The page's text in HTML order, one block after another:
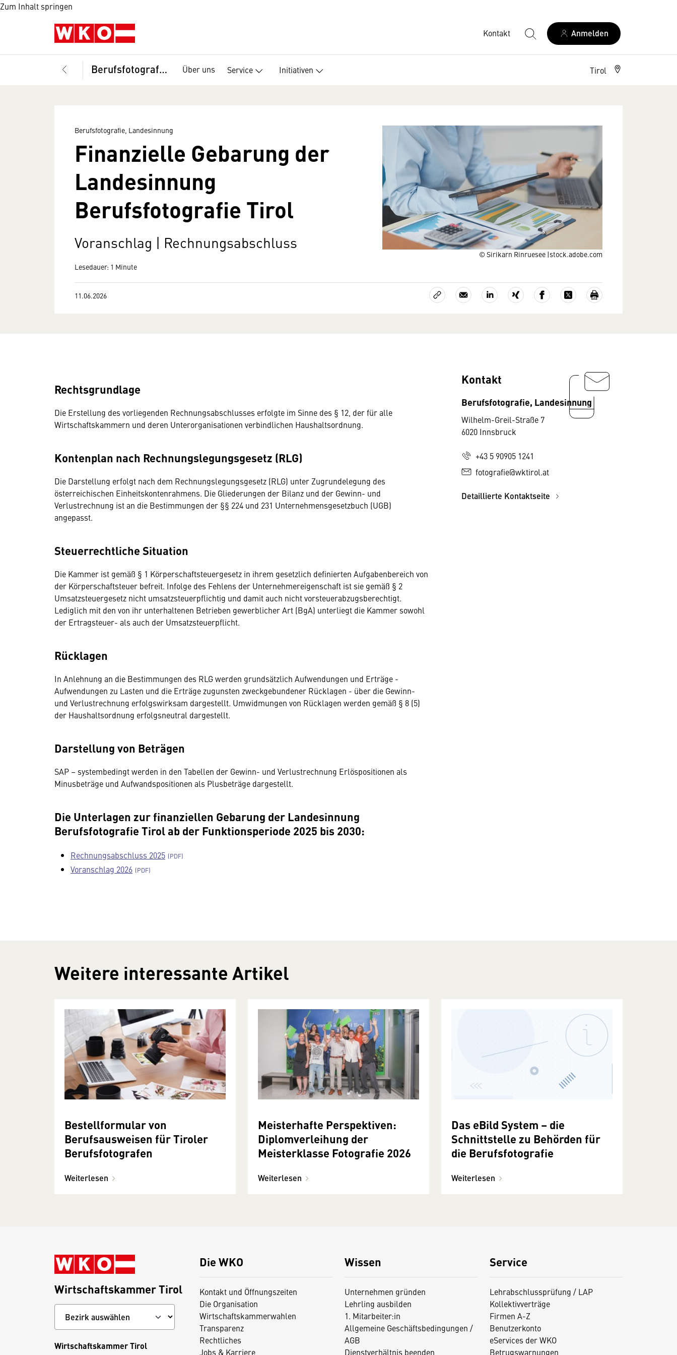
Zum Inhalt springen
Kontakt Anmelden
Berufsfotografie, Landesinnung Über uns Service Initiativen Tirol
© Sirikarn Rinruesee |stock.adobe.com
Berufsfotografie, Landesinnung
Finanzielle Gebarung der
Landesinnung
Berufsfotografie Tirol
Voranschlag | Rechnungsabschluss
Lesedauer: 1 Minute
11.06.2026
Rechtsgrundlage
Die Erstellung des vorliegenden Rechnungsabschlusses erfolgte im Sinne des § 12, der für alle
Wirtschaftskammern und deren Unterorganisationen verbindlichen Haushaltsordnung.
Kontenplan nach Rechnungslegungsgesetz (RLG)
Die Darstellung erfolgt nach dem Rechnungslegungsgesetz (RLG) unter Zugrundelegung des
österreichischen Einheitskontenrahmens. Die Gliederungen der Bilanz und der Gewinn- und
Verlustrechnung ist an die Bestimmungen der §§ 224 und 231 Unternehmensgesetzbuch (UGB)
angepasst.
Steuerrechtliche Situation
Die Kammer ist gemäß § 1 Körperschaftsteuergesetz in ihrem gesetzlich definierten Aufgabenbereich von
der Körperschaftsteuer befreit. Infolge des Fehlens der Unternehmereigenschaft ist sie gemäß § 2
Umsatzsteuergesetz nicht umsatzsteuerpflichtig und damit auch nicht vorsteuerabzugsberechtigt.
Lediglich mit den von ihr unterhaltenen Betrieben gewerblicher Art (BgA) unterliegt die Kammer sowohl
der Ertragsteuer- als auch der Umsatzsteuerpflicht.
Rücklagen
In Anlehnung an die Bestimmungen des RLG werden grundsätzlich Aufwendungen und Erträge -
Aufwendungen zu Lasten und die Erträge zugunsten zweckgebundener Rücklagen - über die Gewinn-
und Verlustrechnung erfolgswirksam dargestellt. Umwidmungen von Rücklagen werden gemäß § 8 (5)
der Haushaltsordnung erfolgsneutral dargestellt.
Darstellung von Beträgen
SAP – systembedingt werden in den Tabellen der Gewinn- und Verlustrechnung Erlöspositionen als
Minusbeträge und Aufwandspositionen als Plusbeträge dargestellt.
Die Unterlagen zur finanziellen Gebarung der Landesinnung
Berufsfotografie Tirol ab der Funktionsperiode 2025 bis 2030:
Rechnungsabschluss 2025
Voranschlag 2026
Kontakt
Berufsfotografie, Landesinnung
Wilhelm-Greil-Straße 7
6020 Innsbruck
+43 5 90905 1241
fotografie@wktirol.at
Detaillierte Kontaktseite
Weitere interessante Artikel
Bestellformular von
Berufsausweisen für Tiroler
Berufsfotografen
Weiterlesen
Meisterhafte Perspektiven:
Diplomverleihung der
Meisterklasse Fotografie 2026
Weiterlesen
Das eBild System – die
Schnittstelle zu Behörden für
die Berufsfotografie
Weiterlesen
Die WKO
Kontakt und Öffnungszeiten
Die Organisation
Wirtschaftskammerwahlen
Transparenz
Rechtliches
Jobs & Karriere
Wissen
Unternehmen gründen
Lehrling ausbilden
1. Mitarbeiter:in
Allgemeine Geschäftsbedingungen /
AGB
Dienstverhältnis beenden
Service
Lehrabschlussprüfung / LAP
Kollektivverträge
Firmen A-Z
Benutzerkonto
eServices der WKO
Betrugswarnungen
Wirtschaftskammer Tirol
Wirtschaftskammer Tirol